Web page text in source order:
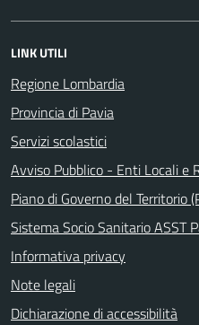
LINK UTILI
Regione Lombardia
Provincia di Pavia
Servizi scolastici
Avviso Pubblico - Enti Locali e
Piano di Governo del Territorio
Sistema Socio Sanitario ASST
Informativa privacy
Note legali
Dichiarazione di accessibilità